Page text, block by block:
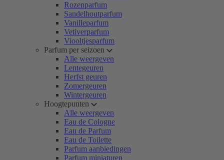
Rozenparfum
Sandelhoutparfum
Vanilleparfum
Vetiverparfum
Viooltjesparfum
Parfum per seizoen
Alle weergeven
Lentegeuren
Herfst geuren
Zomergeuren
Wintergeuren
Hoogtepunten
Alle weergeven
Eau de Cologne
Eau de Parfum
Eau de Toilette
Parfum aanbiedingen
Parfum miniaturen